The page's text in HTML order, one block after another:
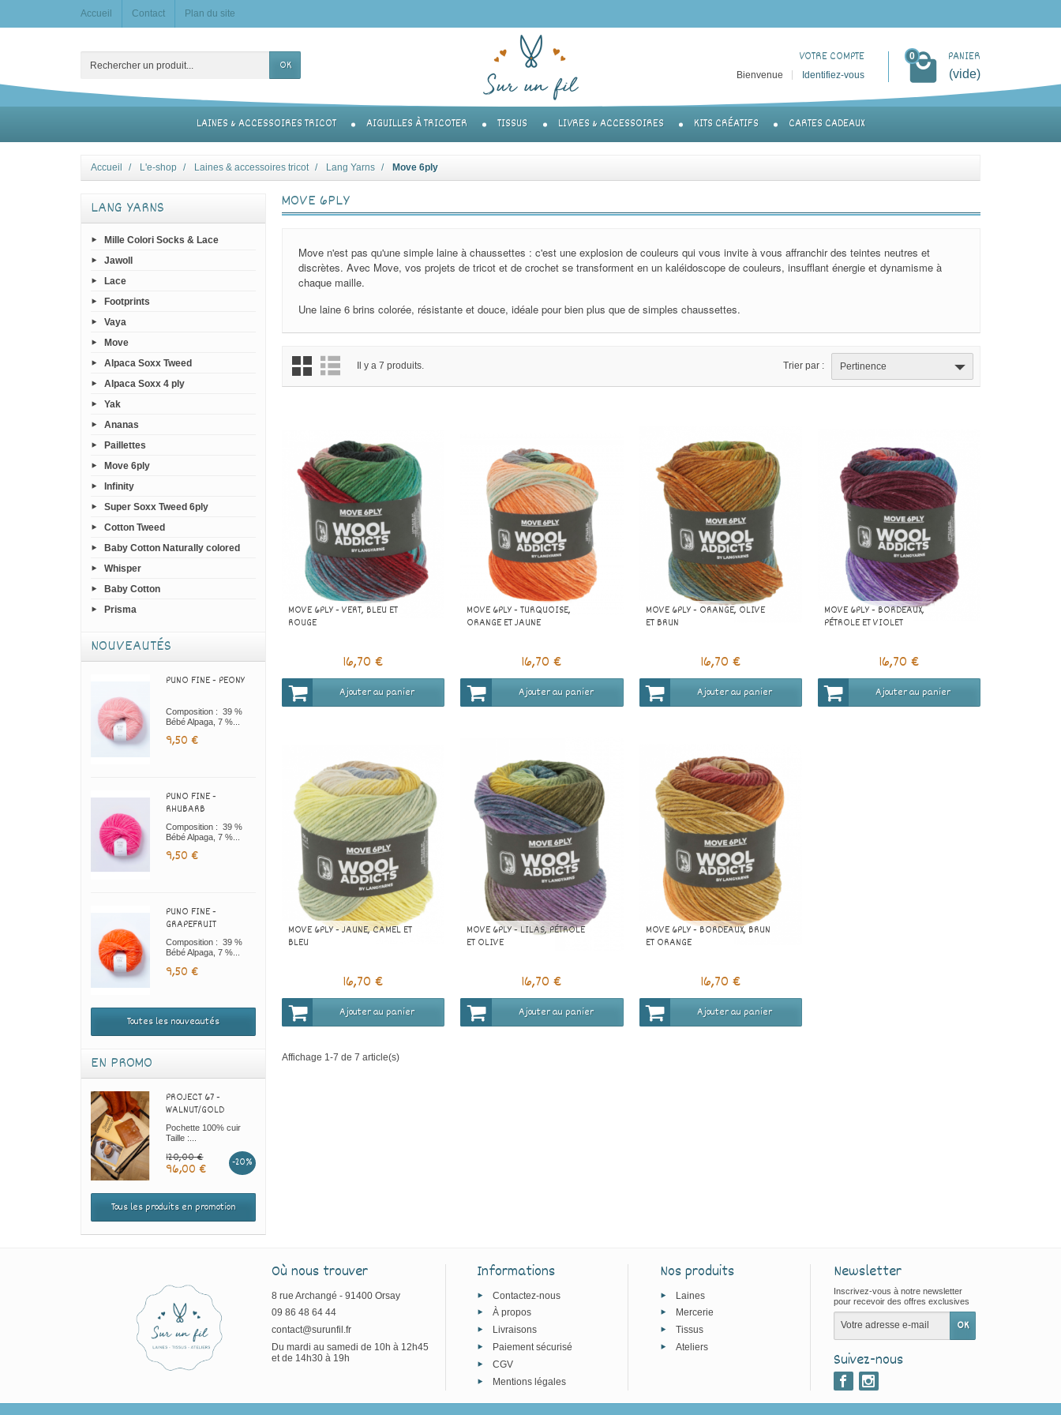
Accueil Contact Plan du site
OK PANIER
(vide)
0
VOTRE COMPTE
Bienvenue Identifiez-vous
LAINES & ACCESSOIRES TRICOT AIGUILLES À TRICOTER TISSUS LIVRES & ACCESSOIRES KITS CRÉATIFS CARTES CADEAUX
Accueil L'e-shop Laines & accessoires tricot Lang Yarns Move 6ply
LANG YARNS
Mille Colori Socks & Lace
Jawoll
Lace
Footprints
Vaya
Move
Alpaca Soxx Tweed
Alpaca Soxx 4 ply
Yak
Ananas
Paillettes
Move 6ply
Infinity
Super Soxx Tweed 6ply
Cotton Tweed
Baby Cotton Naturally colored
Whisper
Baby Cotton
Prisma
NOUVEAUTÉS
PUNO FINE - PEONY
Composition : 39 %
Bébé Alpaga, 7 %...
9,50 €
PUNO FINE -
RHUBARB
Composition : 39 %
Bébé Alpaga, 7 %...
9,50 €
PUNO FINE -
GRAPEFRUIT
Composition : 39 %
Bébé Alpaga, 7 %...
9,50 €
Toutes les nouveautés
EN PROMO
PROJECT 67 -
WALNUT/GOLD
Pochette 100% cuir
Taille :...
120,00 € -20%
96,00 €
Tous les produits en promotion
MOVE 6PLY
Move n'est pas qu'une simple laine à chaussettes : c'est une explosion de couleurs qui vous invite à vous affranchir des teintes neutres et
discrètes. Avec Move, vos projets de tricot et de crochet se transforment en un kaléidoscope de couleurs, insufflant énergie et dynamisme à
chaque maille.
Une laine 6 brins colorée, résistante et douce, idéale pour bien plus que de simples chaussettes.
Il y a 7 produits. Trier par : Pertinence
MOVE 6PLY - VERT, BLEU ET
ROUGE
16,70 €
Ajouter au panier
MOVE 6PLY - TURQUOISE,
ORANGE ET JAUNE
16,70 €
Ajouter au panier
MOVE 6PLY - ORANGE, OLIVE
ET BRUN
16,70 €
Ajouter au panier
MOVE 6PLY - BORDEAUX,
PÉTROLE ET VIOLET
16,70 €
Ajouter au panier
MOVE 6PLY - JAUNE, CAMEL ET
BLEU
16,70 €
Ajouter au panier
MOVE 6PLY - LILAS, PÉTROLE
ET OLIVE
16,70 €
Ajouter au panier
MOVE 6PLY - BORDEAUX, BRUN
ET ORANGE
16,70 €
Ajouter au panier
Affichage 1-7 de 7 article(s)
Où nous trouver
8 rue Archangé - 91400 Orsay
09 86 48 64 44
contact@surunfil.fr
Du mardi au samedi de 10h à 12h45
et de 14h30 à 19h
Informations
Contactez-nous
À propos
Livraisons
Paiement sécurisé
CGV
Mentions légales
Nos produits
Laines
Mercerie
Tissus
Ateliers
Newsletter
Inscrivez-vous à notre newsletter
pour recevoir des offres exclusives
Suivez-nous